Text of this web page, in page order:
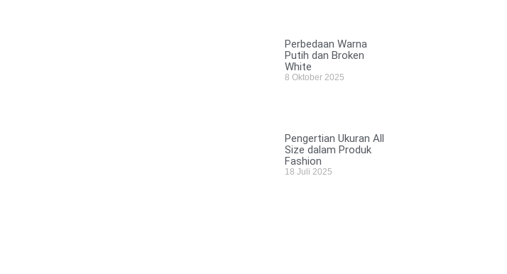
Perbedaan Warna
Putih dan Broken
White
8 Oktober 2025
Pengertian Ukuran All
Size dalam Produk
Fashion
18 Juli 2025